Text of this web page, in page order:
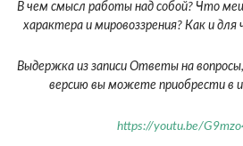
В чем смысл работы над собой? Что
характера и мировоззрения? Как и для
Выдержка из записи Ответы на
версию вы можете приобрести в
https://youtu.be/